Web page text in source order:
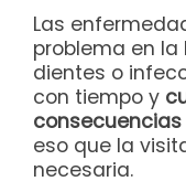
Las
problema en
dientes o
con tiempo y
eso que la
necesaria.